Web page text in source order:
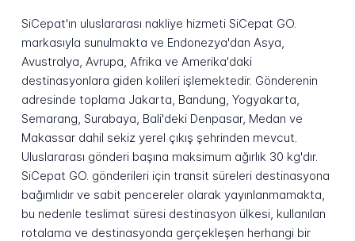
SiCepat'ın uluslararası nakliye hizmeti SiCepat GO.
markasıyla sunulmakta ve Endonezya'dan Asya,
Avustralya, Avrupa, Afrika ve Amerika'daki
destinasyonlara giden kolileri işlemektedir. Gönderenin
adresinde toplama Jakarta, Bandung, Yogyakarta,
Semarang, Surabaya, Bali'deki Denpasar, Medan ve
Makassar dahil sekiz yerel çıkış şehrinden mevcut.
Uluslararası gönderi başına maksimum ağırlık 30 kg'dır.
SiCepat GO. gönderileri için transit süreleri destinasyona
bağımlıdır ve sabit pencereler olarak yayınlanmamakta,
bu nedenle teslimat süresi destinasyon ülkesi, kullanılan
rotalama ve destinasyonda gerçekleşen herhangi bir